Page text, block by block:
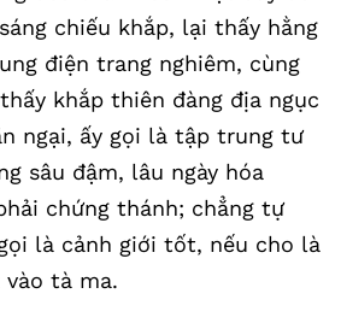
chiếu khắp, lại thấy hằng
điện trang nghiêm, cùng
khắp thiên đàng địa ngục
ngại, ấy gọi là tập trung tư
sâu đậm, lâu ngày hóa
chứng thánh; chẳng tự
là cảnh giới tốt, nếu cho là
tà ma.